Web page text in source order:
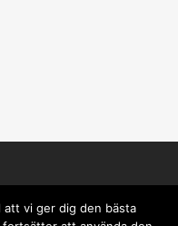
vi ger dig den bästa